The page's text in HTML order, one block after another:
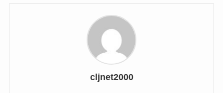
cljnet2000